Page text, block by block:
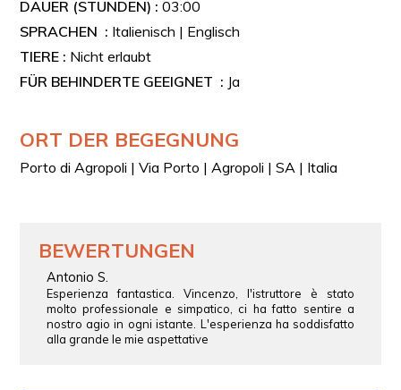
DAUER (STUNDEN) :03:00
SPRACHEN : Italienisch | Englisch
TIERE : Nicht erlaubt
FÜR BEHINDERTE GEEIGNET : Ja
ORT DER BEGEGNUNG
Porto di Agropoli | Via Porto | Agropoli | SA | Italia
BEWERTUNGEN
Antonio S.
Esperienza fantastica. Vincenzo, l'istruttore è stato
molto professionale e simpatico, ci ha fatto sentire a
nostro agio in ogni istante. L'esperienza ha soddisfatto
alla grande le mie aspettative